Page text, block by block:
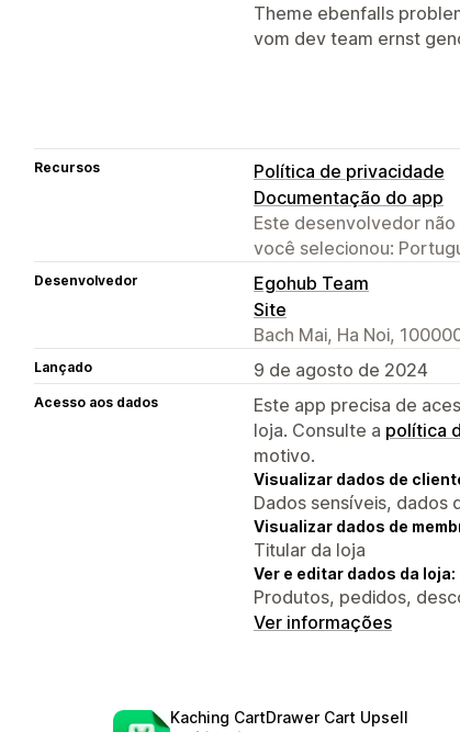
Theme ebenfalls
vom dev team ernst
Recursos
Política de privacidade
Documentação do app
Este desenvolvedor
você selecionou:
Desenvolvedor
Egohub Team
Site
Bach Mai, Ha Noi,
Lançado 9 de agosto de 2024
Acesso aos dados
Este app precisa de
loja. Consulte a política
motivo.
Visualizar dados de
Dados sensíveis, dados
Visualizar dados de
Titular da loja
Ver e editar dados da loja:
Produtos, pedidos,
Ver informações
Kaching CartDrawer Cart Upsell